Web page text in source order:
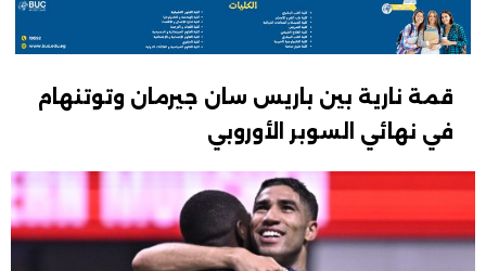
قمة نارية بين باريس سان جيرمان وتوتنهام
في نهائي السوبر الأوروبي